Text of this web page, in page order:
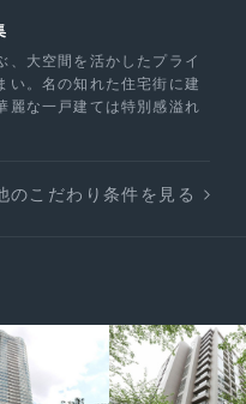
、大空間を活かしたプライ
い。名の知れた住宅街に建
麗な一戸建ては特別感溢れ
のこだわり条件を見る